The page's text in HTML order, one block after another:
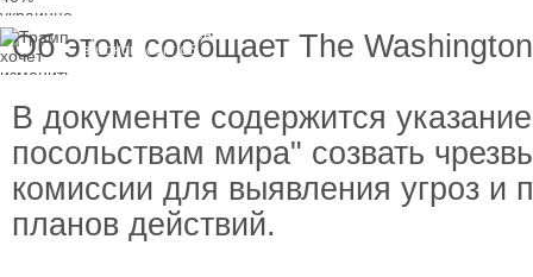
Трамп хочет изменить
законопроект об
Об этом сообщает The
В документе содержится
посольствам мира" созвать
комиссии для выявления угроз и
планов действий.